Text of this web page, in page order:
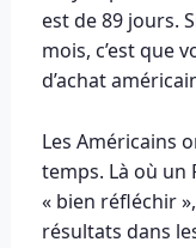
est de 89 jours.
mois, c’est que
d’achat
Les Américains
temps. Là où un
« bien réfléchir
résultats dans